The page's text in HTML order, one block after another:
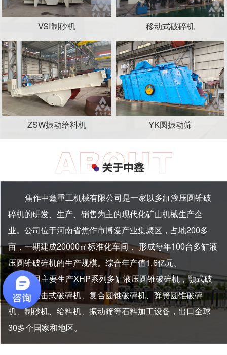
VSI制砂机 移动式破碎机
ZSW振动给料机 YK圆振动筛
焦作中鑫重工机械有限公司是一家以多缸液压圆锥破
碎机的研发、生产、销售为主的现代化矿山机械生产企
业。公司位于河南省焦作市博爱产业集聚区，占地200多
亩，一期建成20000㎡标准化车间， 形成每年100台多缸液
压圆锥破碎机的生产规模。综合年产值1.6亿元。
公司主要生产XHP系列多缸液压圆锥破碎机，颚式破
碎机、反击式破碎机、复合圆锥破碎机、弹簧圆锥破碎
机、制砂机、给料机、振动筛等石料加工设备，出口全球
30多个国家和地区。